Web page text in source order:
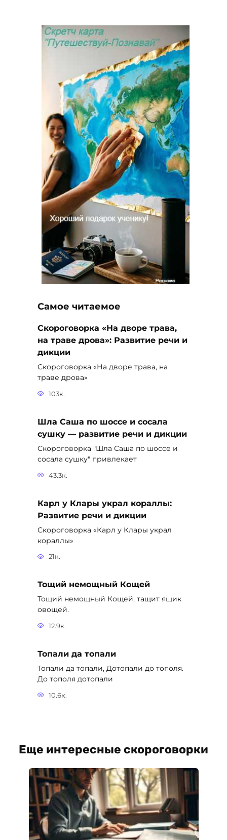
Самое читаемое
Скороговорка «На дворе трава,
на траве дрова»: Развитие речи и
дикции
Скороговорка «На дворе трава, на
траве дрова»
103к.
Шла Саша по шоссе и сосала
сушку — развитие речи и дикции
Скороговорка "Шла Саша по шоссе и
сосала сушку" привлекает
43.3к.
Карл у Клары украл кораллы:
Развитие речи и дикции
Скороговорка «Карл у Клары украл
кораллы»
21к.
Тощий немощный Кощей
Тощий немощный Кощей, тащит ящик
овощей.
12.9к.
Топали да топали
Топали да топали, Дотопали до тополя.
До тополя дотопали
10.6к.
Еще интересные скороговорки